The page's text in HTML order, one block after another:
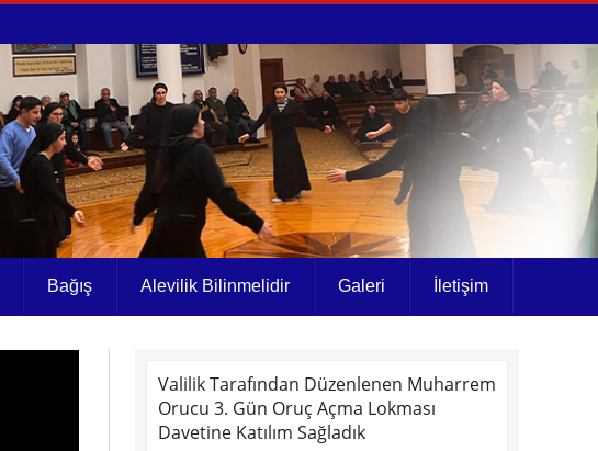
Bağış Alevilik Bilinmelidir Galeri İletişim
Valilik Tarafından Düzenlenen Muharrem
Orucu 3. Gün Oruç Açma Lokması
Davetine Katılım Sağladık